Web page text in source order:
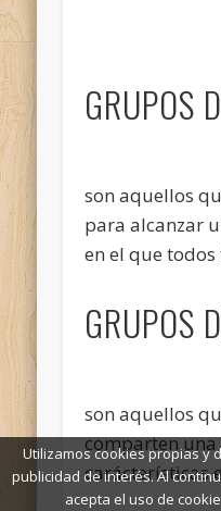
GRUPOS
son aquellos
para alcanzar
en el que
GRUPOS
son aquellos
comparten una
carácterísticas
Utilizamos cookies propias y
publicidad de interés. Al
acepta el uso de